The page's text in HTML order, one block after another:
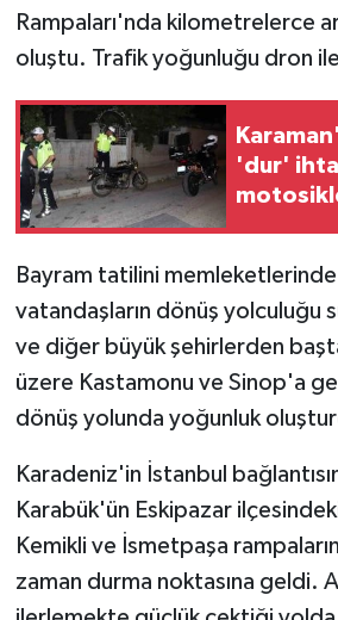
Rampaları'nda kilometrelerce
oluştu. Trafik yoğunluğu dron
'dur'
Bayram tatilini
vatandaşların dönüş yolculuğu
ve diğer büyük şehirlerden
üzere Kastamonu ve Sinop'a
dönüş yolunda yoğunluk
Karadeniz'in İstanbul
Karabük'ün Eskipazar
Kemikli ve İsmetpaşa
zaman durma noktasına geldi.